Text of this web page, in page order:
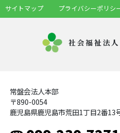
サイトマップ プライバシーポリシ
社会福祉法人
常盤会法人本部
〒890-0054
鹿児島県鹿児島市荒田1丁目2番13